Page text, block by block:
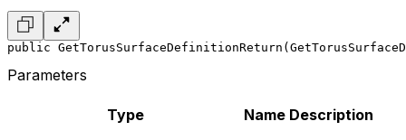
public
Parameters
Type Name Description